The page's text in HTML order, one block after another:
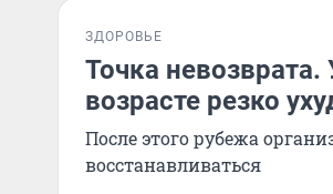
ЗДОРОВЬЕ
Точка
возрасте резко
После этого рубежа
восстанавливаться